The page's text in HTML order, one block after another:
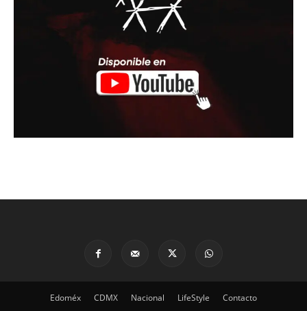
Edoméx CDMX Nacional LifeStyle Contacto